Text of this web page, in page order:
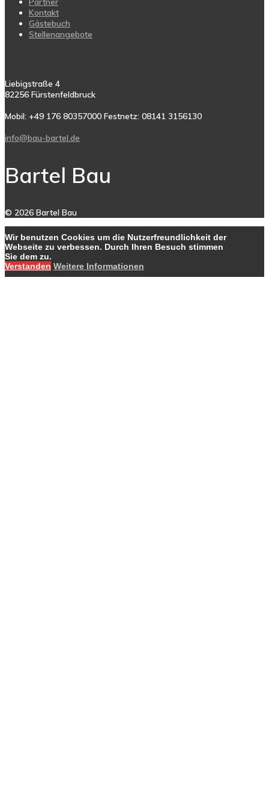
Kontakt
Gästebuch
Stellenangebote
Liebigstraße 4
82256 Fürstenfeldbruck
Mobil: +49 176 80357000 Festnetz: 08141 3156130
info@bau-bartel.de
Bartel Bau
© 2026 Bartel Bau
Wir benutzen Cookies um die Nutzerfreundlichkeit der
Webseite zu verbessen. Durch Ihren Besuch stimmen
Sie dem zu.
Verstanden Weitere Informationen